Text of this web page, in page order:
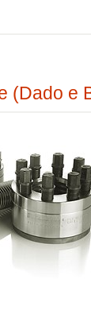
(Dado e